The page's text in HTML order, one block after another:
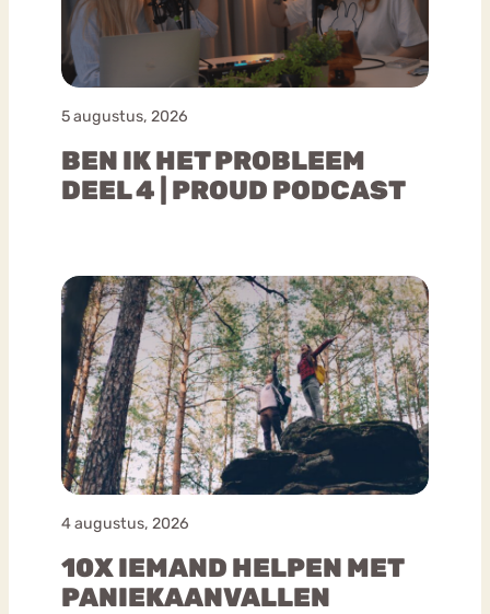
5 augustus, 2026
BEN IK HET PROBLEEM
DEEL 4 | PROUD PODCAST
4 augustus, 2026
10X IEMAND HELPEN MET
PANIEKAANVALLEN